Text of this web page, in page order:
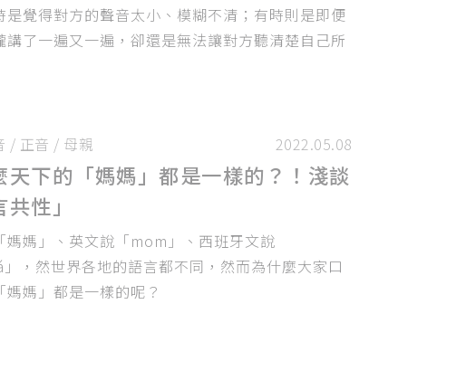
是覺得對方的聲音太小、模糊不清；有時則是即便
講了一遍又一遍，卻還是無法讓對方聽清楚自己所
/ 正音 / 母親 2022.05.08
天下的「媽媽」都是一樣的？！淺談
共性」
媽媽」、英文說「mom」、西班牙文說
」，然世界各地的語言都不同，然而為什麼大家口
媽媽」都是一樣的呢？